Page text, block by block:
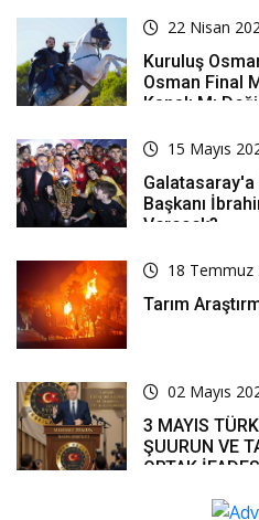
22 Nisan
Kuruluş
Osman Final
Kanalı Mı
15 Mayıs
Galatasaray'a
Başkanı
Verecek?
18 Temmuz
Tarım
02 Mayıs
3 MAYIS
ŞUURUN VE
ORTAK